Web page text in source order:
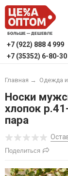
+7 (922) 888 4 999
+7 (35352) 6-80-30
Главная → Одежда
Носки
хлопок
пара
Поделиться